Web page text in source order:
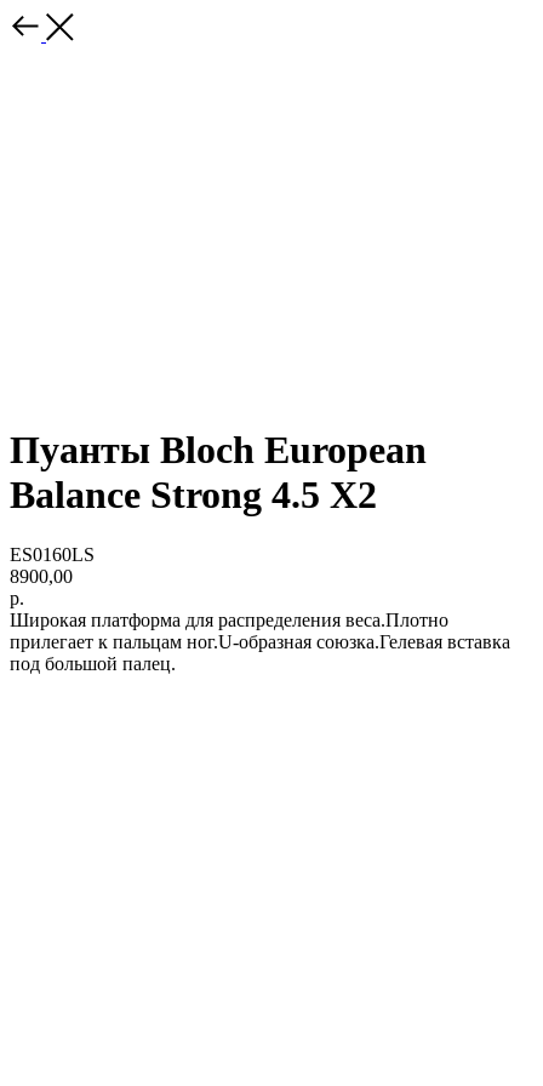
Пуанты Bloch European
Balance Strong 4.5 X2
ES0160LS
8900,00
р.
Широкая платформа для распределения веса.Плотно
прилегает к пальцам ног.U-образная союзка.Гелевая вставка
под большой палец.